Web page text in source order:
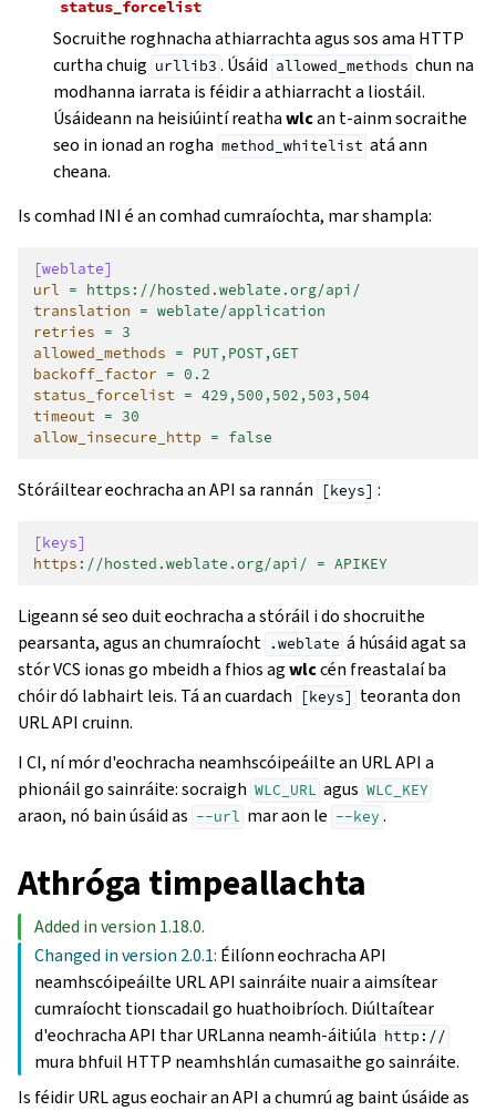
status_forcelist
Socruithe roghnacha athiarrachta agus sos ama HTTP
curtha chuig urllib3 . Úsáid allowed_methods chun na
modhanna iarrata is féidir a athiarracht a liostáil.
Úsáideann na heisiúintí reathawlcan t-ainm socraithe
seo in ionad an rogha method_whitelist atá ann
cheana.
Is comhad INI é an comhad cumraíochta, mar shampla:
[weblate]
url = https://hosted.weblate.org/api/
translation = weblate/application
retries = 3
allowed_methods = PUT,POST,GET
backoff_factor = 0.2
status_forcelist = 429,500,502,503,504
timeout = 30
allow_insecure_http = false
Stóráiltear eochracha an API sa rannán [keys] :
[keys]
https : //hosted.weblate.org/api/ = APIKEY
Ligeann sé seo duit eochracha a stóráil i do shocruithe
pearsanta, agus an chumraíocht .weblate á húsáid agat sa
stór VCS ionas go mbeidh a fhios agwlccén freastalaí ba
chóir dó labhairt leis. Tá an cuardach
[keys] teoranta don
URL API cruinn.
I CI, ní mór d'eochracha neamhscóipeáilte an URL API a
phionáil go sainráite: socraigh WLC_URL agus WLC_KEY
araon, nó bain úsáid as --url mar aon le --key .
Athróga timpeallachta
Added in version 1.18.0.
Changed in version 2.0.1: Éilíonn eochracha API
neamhscóipeáilte URL API sainráite nuair a aimsítear
cumraíocht tionscadail go huathoibríoch. Diúltaítear
d'eochracha API thar URLanna neamh-áitiúla http://
mura bhfuil HTTP neamhshlán cumasaithe go sainráite.
Is féidir URL agus eochair an API a chumrú ag baint úsáide as